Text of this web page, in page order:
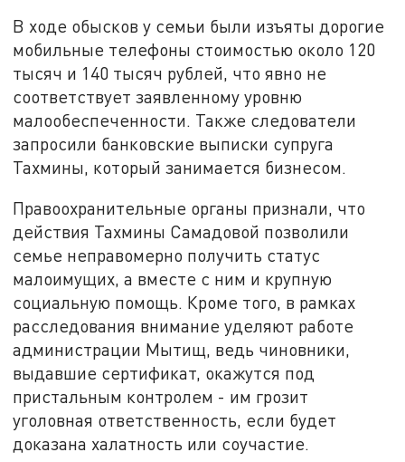
В ходе обысков у семьи были изъяты дорогие
мобильные телефоны стоимостью около 120
тысяч и 140 тысяч рублей, что явно не
соответствует заявленному уровню
малообеспеченности. Также следователи
запросили банковские выписки супруга
Тахмины, который занимается бизнесом.
Правоохранительные органы признали, что
действия Тахмины Самадовой позволили
семье неправомерно получить статус
малоимущих, а вместе с ним и крупную
социальную помощь. Кроме того, в рамках
расследования внимание уделяют работе
администрации Мытищ, ведь чиновники,
выдавшие сертификат, окажутся под
пристальным контролем - им грозит
уголовная ответственность, если будет
доказана халатность или соучастие.